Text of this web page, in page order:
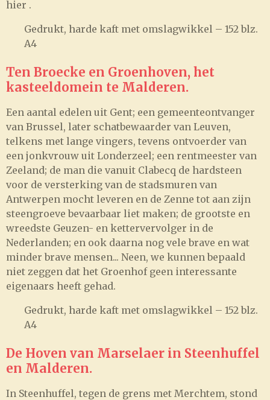
hier .
Gedrukt, harde kaft met omslagwikkel – 152 blz.
A4
Ten Broecke en Groenhoven, het
kasteeldomein te Malderen.
Een aantal edelen uit Gent; een gemeenteontvanger
van Brussel, later schatbewaarder van Leuven,
telkens met lange vingers, tevens ontvoerder van
een jonkvrouw uit Londerzeel; een rentmeester van
Zeeland; de man die vanuit Clabecq de hardsteen
voor de versterking van de stadsmuren van
Antwerpen mocht leveren en de Zenne tot aan zijn
steengroeve bevaarbaar liet maken; de grootste en
wreedste Geuzen- en kettervervolger in de
Nederlanden; en ook daarna nog vele brave en wat
minder brave mensen... Neen, we kunnen bepaald
niet zeggen dat het Groenhof geen interessante
eigenaars heeft gehad.
Gedrukt, harde kaft met omslagwikkel – 152 blz.
A4
De Hoven van Marselaer in Steenhuffel
en Malderen.
In Steenhuffel, tegen de grens met Merchtem, stond